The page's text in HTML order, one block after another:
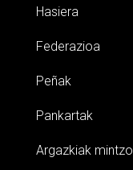
Hasiera
Federazioa
Peñak
Pankartak
Argazkiak mintzo